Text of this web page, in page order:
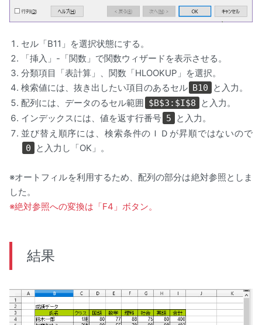
セル「B11」を選択状態にする。
「挿入」-「関数」で関数ウィザードを表示させる。
分類項目「表計算」、関数「HLOOKUP」を選択。
検索値には、抜き出したい項目のあるセル B10
と入力。
配列には、データのるセル範囲 $B$3:$I$8
と入力。
インデックスには、値を返す行番号 5
と入力。
並び替え順序には、検索条件のＩＤが昇順ではないので
0 と入力し「OK」。
※オートフィルを利用するため、配列の部分は絶対参照としま
した。
※絶対参照への変換は「F4」ボタン。
結果